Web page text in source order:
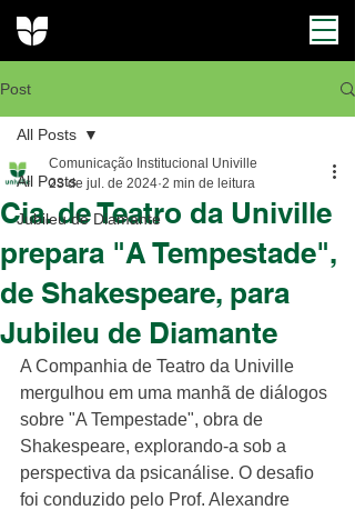
Post
All Posts
Jubileu de Diamante
All Posts
Cia. de Teatro da Univille
prepara "A Tempestade",
de Shakespeare, para
Jubileu de Diamante
Comunicação Institucional Univille
23 de jul. de 2024 2 min de leitura
A Companhia de Teatro da Univille
mergulhou em uma manhã de diálogos
sobre "A Tempestade", obra de
Shakespeare, explorando-a sob a
perspectiva da psicanálise. O desafio
foi conduzido pelo Prof. Alexandre